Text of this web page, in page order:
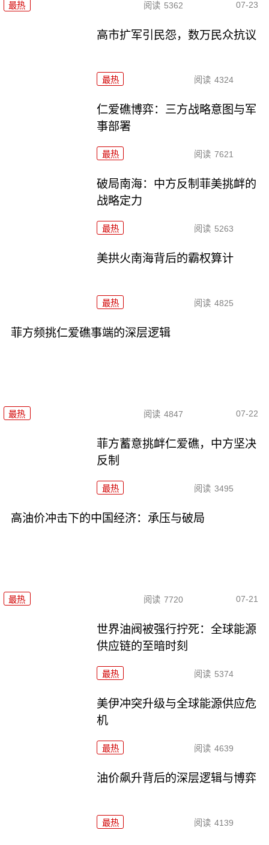
最热 阅读 5362 07-23
高市扩军引民怨，数万民众抗议
最热 阅读 4324
仁爱礁博弈：三方战略意图与军
事部署
最热 阅读 7621
破局南海：中方反制菲美挑衅的
战略定力
最热 阅读 5263
美拱火南海背后的霸权算计
最热 阅读 4825
菲方频挑仁爱礁事端的深层逻辑
最热 阅读 4847 07-22
菲方蓄意挑衅仁爱礁，中方坚决
反制
最热 阅读 3495
高油价冲击下的中国经济：承压与破局
最热 阅读 7720 07-21
世界油阀被强行拧死：全球能源
供应链的至暗时刻
最热 阅读 5374
美伊冲突升级与全球能源供应危
机
最热 阅读 4639
油价飙升背后的深层逻辑与博弈
最热 阅读 4139